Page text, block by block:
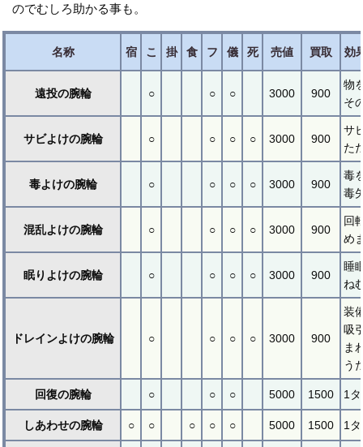
のでむしろ助かる事も。
名称 宿 こ 掛 食 フ 儀 死 売値 買取 効
遠投の腕輪 ○ ○ ○ 3000 900
物
そ
サビよけの腕輪 ○ ○ ○ ○ 3000 900
サ
た
毒よけの腕輪 ○ ○ ○ ○ 3000 900
毒
毒
混乱よけの腕輪 ○ ○ ○ ○ 3000 900
回
め
眠りよけの腕輪 ○ ○ ○ ○ 3000 900
睡
ね
ドレインよけの腕輪 ○ ○ ○ ○ 3000 900
装
吸
ま
う
回復の腕輪 ○ ○ ○ 5000 1500 1
しあわせの腕輪 ○ ○ ○ ○ ○ 5000 1500 1